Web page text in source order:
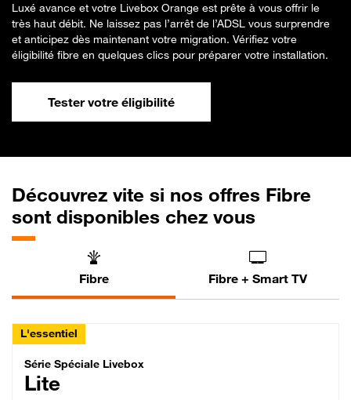
Luxé avance et votre Livebox Orange est prête à vous offrir le
très haut débit. Ne laissez pas l’arrêt de l’ADSL vous surprendre
et anticipez dès maintenant votre migration. Vérifiez votre
éligibilité fibre en quelques clics pour préparer votre installation.
Tester votre éligibilité
Découvrez vite si nos offres Fibre
sont disponibles chez vous
Fibre Fibre + Smart TV
L'essentiel
Série Spéciale Livebox Lite Fibre
Série Spéciale Livebox
Lite